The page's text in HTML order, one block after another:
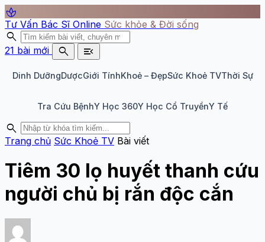
spa
Tư Vấn Bác Sĩ Online Sức khỏe & Đời sống
search
21 bài mới search menu_open
Dinh DưỡngDượcGiới TínhKhoẻ – ĐẹpSức Khoẻ TVThời Sự
Tra Cứu BệnhY Học 360Y Học Cổ TruyềnY Tế
search
Trang chủ Sức Khoẻ TV Bài viết
Tiêm 30 lọ huyết thanh cứu
người chủ bị rắn độc cắn